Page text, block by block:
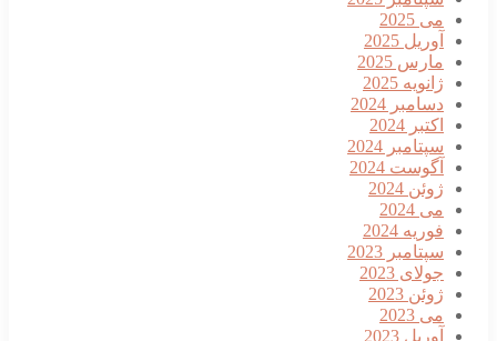
می 2025
آوریل 2025
مارس 2025
ژانویه 2025
دسامبر 2024
اکتبر 2024
سپتامبر 2024
آگوست 2024
ژوئن 2024
می 2024
فوریه 2024
سپتامبر 2023
جولای 2023
ژوئن 2023
می 2023
آوریل 2023